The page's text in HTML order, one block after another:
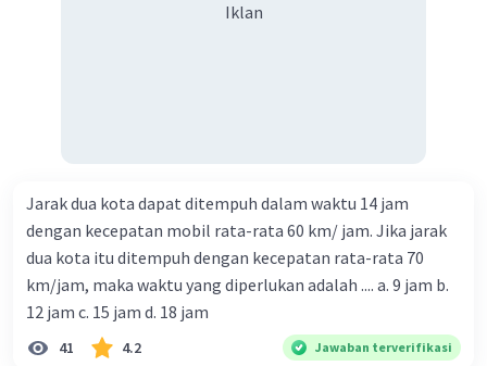
Iklan
Jarak dua kota dapat ditempuh dalam waktu 14 jam
dengan kecepatan mobil rata-rata 60 km/ jam. Jika jarak
dua kota itu ditempuh dengan kecepatan rata-rata 70
km/jam, maka waktu yang diperlukan adalah .... a. 9 jam b.
12 jam c. 15 jam d. 18 jam
41 4.2 Jawaban terverifikasi